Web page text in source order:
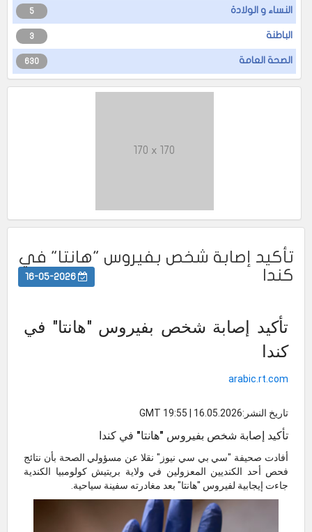
النساء و الولادة 5
الباطنة 3
الصحة العامة 630
170 x 170
تأكيد إصابة شخص بفيروس "هانتا" في
كندا
تأكيد إصابة شخص بفيروس "هانتا" في
كندا
arabic.rt.com
تاريخ النشر:16.05.2026 | 19:55 GMT
تأكيد إصابة شخص بفيروس "هانتا" في كندا
أفادت صحيفة "سي بي سي نيوز" نقلا عن مسؤولي الصحة بأن نتائج
فحص أحد الكنديين المعزولين في ولاية بريتيش كولومبيا الكندية
جاءت إيجابية لفيروس "هانتا" بعد مغادرته سفينة سياحية.